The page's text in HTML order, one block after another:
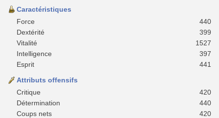
Caractéristiques
Force
440
Dextérité
399
Vitalité
1527
Intelligence
397
Esprit
441
Attributs offensifs
Critique
420
Détermination
440
Coups nets
420